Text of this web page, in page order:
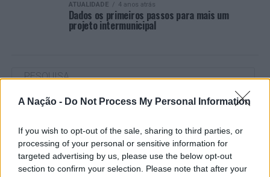
A Nação - Do Not Process My Personal Information
If you wish to opt-out of the sale, sharing to third parties, or
processing of your personal or sensitive information for
targeted advertising by us, please use the below opt-out
section to confirm your selection. Please note that after your
ATUALIDADE 4 anos atrás
Dados os primeiros passos para mais um
projeto intermunicipal
ARTIGOS RECENTES
Cultura digital pode “comprometer” a criatividade antes
de “provocar” mudanças genéticas, diz neurocientista